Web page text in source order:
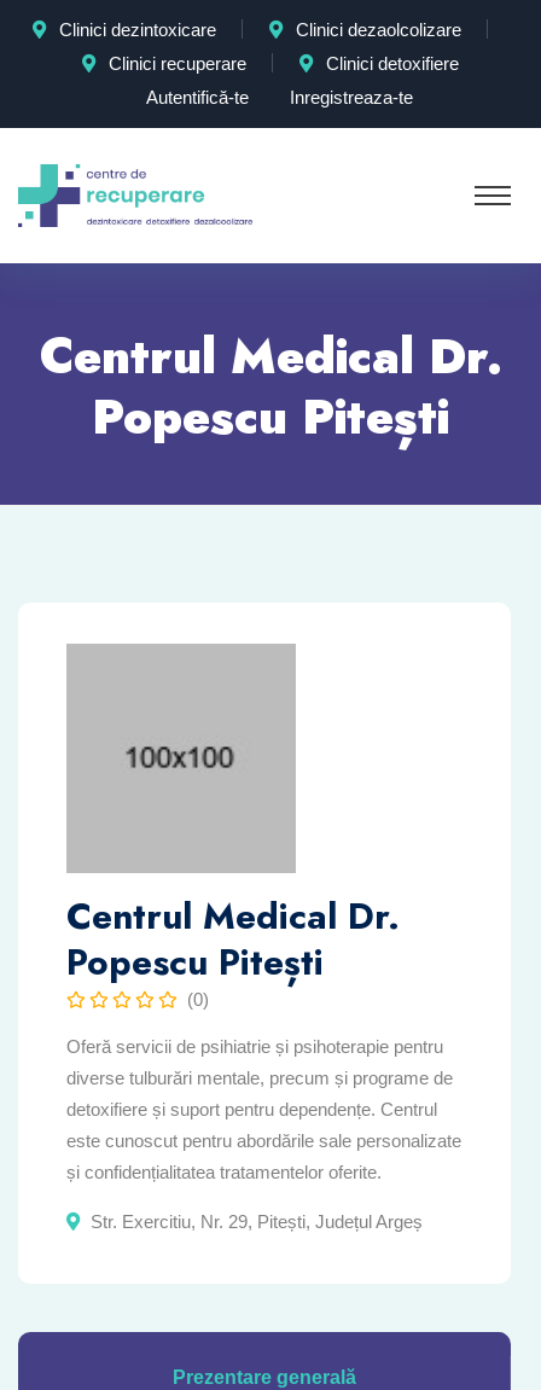
Clinici dezintoxicare
Clinici dezaolcolizare
Clinici recuperare
Clinici detoxifiere
Autentifică-te
Inregistreaza-te
Centrul Medical Dr.
Popescu Pitești
Centrul Medical Dr.
Popescu Pitești
(0)
Oferă servicii de psihiatrie și psihoterapie pentru
diverse tulburări mentale, precum și programe de
detoxifiere și suport pentru dependențe. Centrul
este cunoscut pentru abordările sale personalizate
și confidențialitatea tratamentelor oferite.
Str. Exercitiu, Nr. 29, Pitești, Județul Argeș
Prezentare generală